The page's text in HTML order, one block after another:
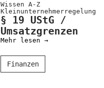
Wissen A-Z
Klein­unter­nehmer­regelung
§ 19 UStG /
Umsatzgrenzen
Mehr lesen →
Finanzen